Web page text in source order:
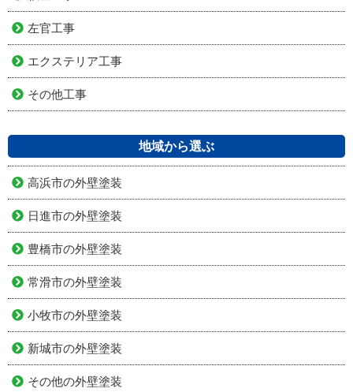
左官工事
エクステリア工事
その他工事
地域から選ぶ
高浜市の外壁塗装
日進市の外壁塗装
豊橋市の外壁塗装
常滑市の外壁塗装
小牧市の外壁塗装
新城市の外壁塗装
その他の外壁塗装